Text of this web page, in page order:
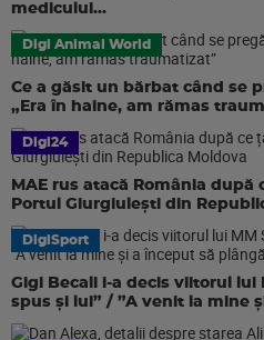
medicului...
Digi Animal World
Ce a găsit un bărbat când se
„Era în haine, am rămas
Digi24
MAE rus atacă România
Portul Giurgiulești din
DigiSport
Gigi Becali i-a decis viitorul lui
spus și lui” / ”A venit la mine